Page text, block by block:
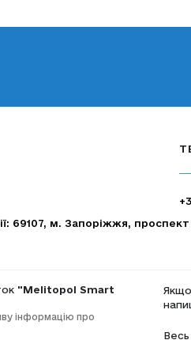
69107, м. Запоріжжя,
"Melitopol Smart
інформацію про
Якщо
Весь